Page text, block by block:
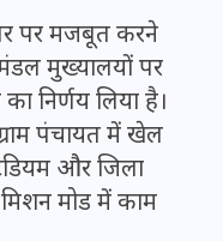
पर मजबूत करने
मुख्यालयों पर
निर्णय लिया है।
पंचायत में खेल
और जिला
मोड में काम